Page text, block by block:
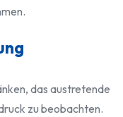
das austretende
zu beobachten.